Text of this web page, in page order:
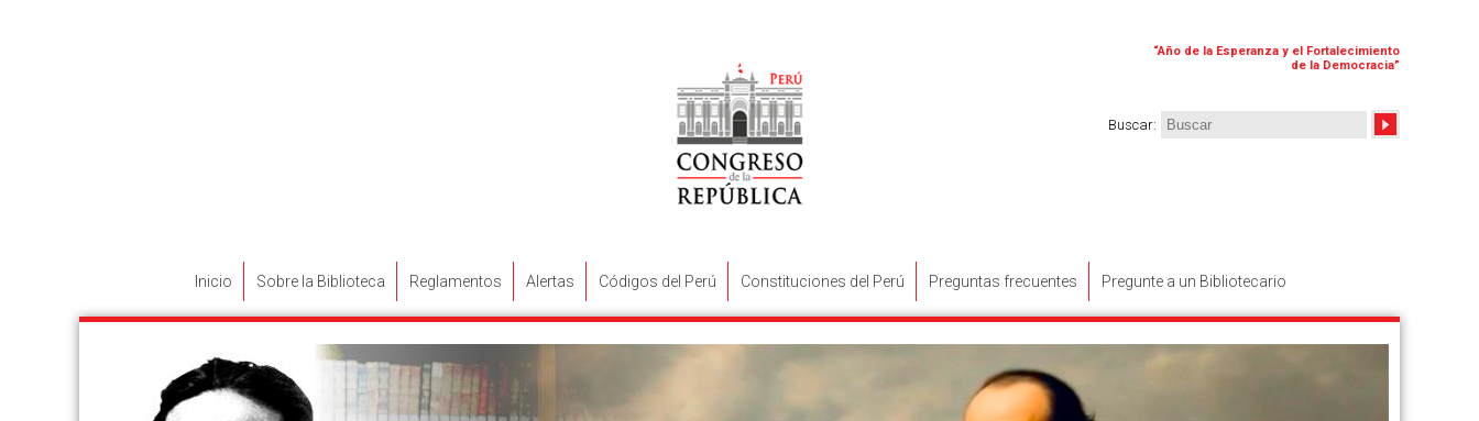
“Año de la Esperanza y el Fortalecimiento
de la Democracia”
Buscar:
Inicio Sobre la Biblioteca Reglamentos Alertas Códigos del Perú Constituciones del Perú Preguntas frecuentes Pregunte a un Bibliotecario